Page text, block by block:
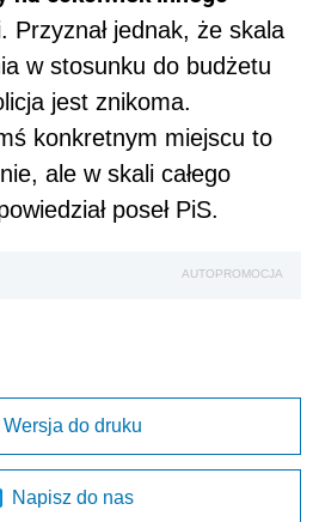
Przyznał jednak, że skala
w stosunku do budżetu
jest znikoma.
konkretnym miejscu to
ale w skali całego
poseł PiS.
AUTOPROMOCJA
Wersja do druku
Napisz do nas